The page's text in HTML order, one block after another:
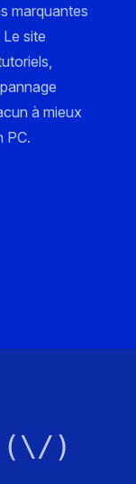
marquantes
site
à mieux
PC.
)